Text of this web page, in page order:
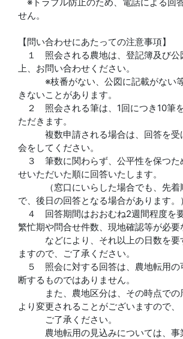
せん。
【問い合わせにあたっての注意事項】
１ 照会される農地は、登記簿及び公
上、お問い合わせください。
※枝番がない、公図に記載がない等
きないことがあります。
２ 照会される筆は、1回につき10筆
ただきます。
複数申請される場合は、回答を受
会をしてください。
３ 筆数に関わらず、公平性を保つた
せいただいた順に回答いたします。
（窓口にいらした場合でも、先着
で、後日の回答となる場合があります。）
４ 回答期間はおおむね2週間程度を
繁忙期や問合せ件数、現地確認等が必要
などにより、それ以上の日数を要
ますので、ご了承ください。
５ 照会に対する回答は、農地転用の
断するものではありません。
また、農地区分は、その時点での
より変更されることがございますので、
ご了承ください。
農地転用の見込みについては、事